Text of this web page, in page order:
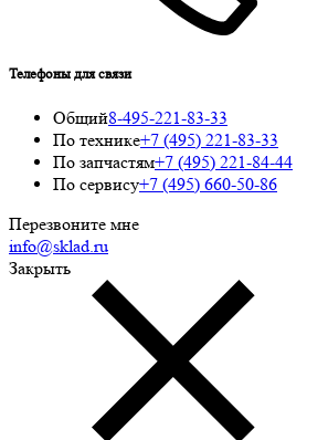
Телефоны для связи
Общий8-495-221-83-33
По технике+7 (495) 221-83-33
По запчастям+7 (495) 221-84-44
По сервису+7 (495) 660-50-86
Перезвоните мне
info@sklad.ru
Закрыть